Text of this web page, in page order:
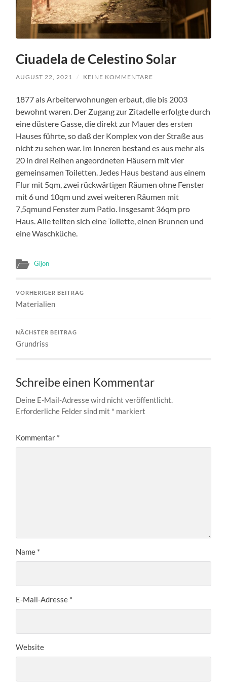
Ciuadela de Celestino Solar
AUGUST 22, 2021 / KEINE KOMMENTARE
1877 als Arbeiterwohnungen erbaut, die bis 2003
bewohnt waren. Der Zugang zur Zitadelle erfolgte durch
eine düstere Gasse, die direkt zur Mauer des ersten
Hauses führte, so daß der Komplex von der Straße aus
nicht zu sehen war. Im Inneren bestand es aus mehr als
20 in drei Reihen angeordneten Häusern mit vier
gemeinsamen Toiletten. Jedes Haus bestand aus einem
Flur mit 5qm, zwei rückwärtigen Räumen ohne Fenster
mit 6 und 10qm und zwei weiteren Räumen mit
7,5qmund Fenster zum Patio. Insgesamt 36qm pro
Haus. Alle teilten sich eine Toilette, einen Brunnen und
eine Waschküche.
Gijon
VORHERIGER BEITRAG
Materialien
NÄCHSTER BEITRAG
Grundriss
Schreibe einen Kommentar
Deine E-Mail-Adresse wird nicht veröffentlicht.
Erforderliche Felder sind mit * markiert
Kommentar *
Name *
E-Mail-Adresse *
Website